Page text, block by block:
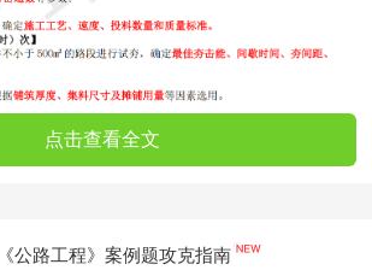
点击查看全文
公路工程》案例题攻克指南